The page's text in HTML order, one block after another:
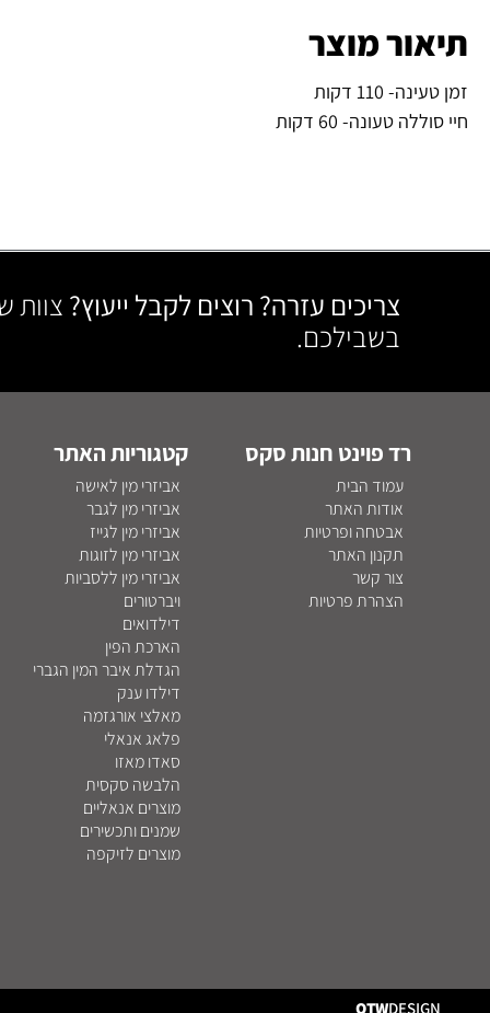
תיאור מוצר
זמן טעינה- 110 דקות
חיי סוללה טעונה- 60 דקות
צריכים עזרה? רוצים לקבל ייעוץ? צוות
בשבילכם.
רד פוינט חנות סקס
עמוד הבית
אודות האתר
אבטחה ופרטיות
תקנון האתר
צור קשר
הצהרת פרטיות
קטגוריות האתר
אביזרי מין לאישה
אביזרי מין לגבר
אביזרי מין לגייז
אביזרי מין לזוגות
אביזרי מין ללסביות
ויברטורים
דילדואים
הארכת הפין
הגדלת איבר המין הגברי
דילדו ענק
מאלצי אורגזמה
פלאג אנאלי
סאדו מאזו
הלבשה סקסית
מוצרים אנאליים
שמנים ותכשירים
מוצרים לזיקפה
OTWDESIGN